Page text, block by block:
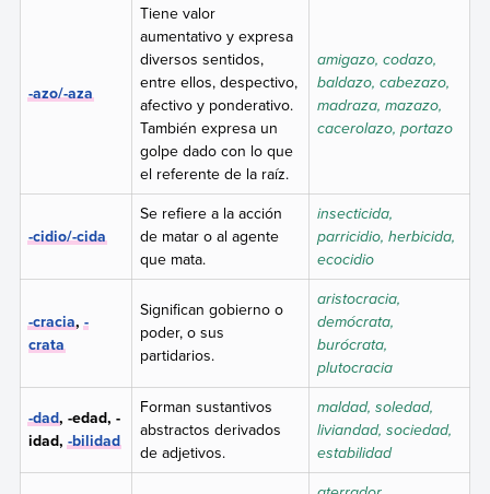
-azo/-aza
Tiene valor
aumentativo y expresa
diversos sentidos,
entre ellos, despectivo,
afectivo y ponderativo.
También expresa un
golpe dado con lo que
el referente de la raíz.
amigazo, codazo,
baldazo, cabezazo,
madraza, mazazo,
cacerolazo, portazo
-cidio/-cida
Se refiere a la acción
de matar o al agente
que mata.
insecticida,
parricidio, herbicida,
ecocidio
-cracia,-
crata
Significan gobierno o
poder, o sus
partidarios.
aristocracia,
demócrata,
burócrata,
plutocracia
-dad, -edad, -
idad,-bilidad
Forman sustantivos
abstractos derivados
de adjetivos.
maldad, soledad,
liviandad, sociedad,
estabilidad